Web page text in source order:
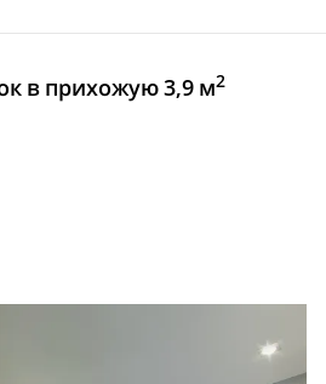
в прихожую 3,9 м2